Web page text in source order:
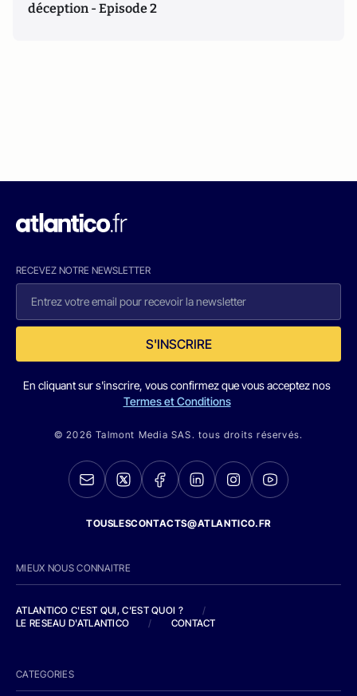
déception - Episode 2
RECEVEZ NOTRE NEWSLETTER
S'INSCRIRE
En cliquant sur s'inscrire, vous confirmez que vous acceptez nos
Termes et Conditions
© 2026 Talmont Media SAS. tous droits réservés.
TOUSLESCONTACTS@ATLANTICO.FR
MIEUX NOUS CONNAITRE
ATLANTICO C'EST QUI, C'EST QUOI ?
/
LE RESEAU D'ATLANTICO
/ CONTACT
CATEGORIES